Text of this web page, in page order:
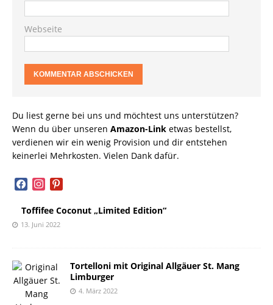
Webseite
Du liest gerne bei uns und möchtest uns unterstützen?
Wenn du über unseren Amazon-Link etwas bestellst,
verdienen wir ein wenig Provision und dir entstehen
keinerlei Mehrkosten. Vielen Dank dafür.
facebookinstagram
pinterest
Toffifee Coconut „Limited Edition“
13. Juni 2022
Tortelloni mit Original Allgäuer St. Mang
Limburger
4. März 2022